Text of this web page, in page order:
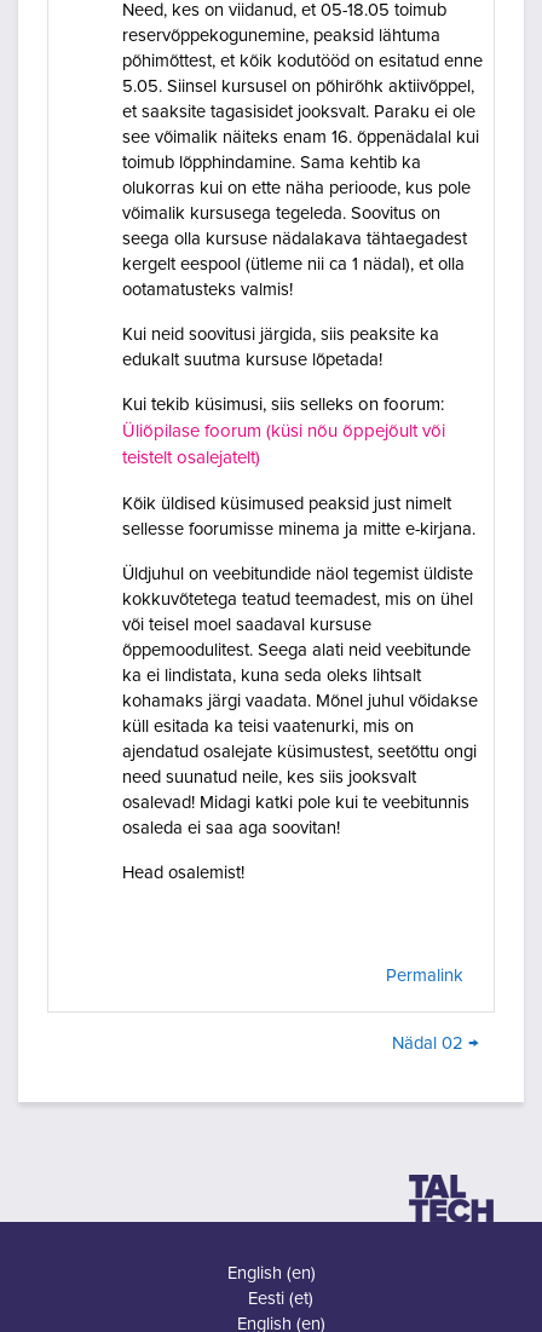
Need, kes on viidanud, et 05-18.05 toimub
reservõppekogunemine, peaksid lähtuma
põhimõttest, et kõik kodutööd on esitatud enne
5.05. Siinsel kursusel on põhirõhk aktiivõppel,
et saaksite tagasisidet jooksvalt. Paraku ei ole
see võimalik näiteks enam 16. õppenädalal kui
toimub lõpphindamine. Sama kehtib ka
olukorras kui on ette näha perioode, kus pole
võimalik kursusega tegeleda. Soovitus on
seega olla kursuse nädalakava tähtaegadest
kergelt eespool (ütleme nii ca 1 nädal), et olla
ootamatusteks valmis!
Kui neid soovitusi järgida, siis peaksite ka
edukalt suutma kursuse lõpetada!
Kui tekib küsimusi, siis selleks on foorum:
Üliõpilase foorum (küsi nõu õppejõult või
teistelt osalejatelt)
Kõik üldised küsimused peaksid just nimelt
sellesse foorumisse minema ja mitte e-kirjana.
Üldjuhul on veebitundide näol tegemist üldiste
kokkuvõtetega teatud teemadest, mis on ühel
või teisel moel saadaval kursuse
õppemoodulitest. Seega alati neid veebitunde
ka ei lindistata, kuna seda oleks lihtsalt
kohamaks järgi vaadata. Mõnel juhul võidakse
küll esitada ka teisi vaatenurki, mis on
ajendatud osalejate küsimustest, seetõttu ongi
need suunatud neile, kes siis jooksvalt
osalevad! Midagi katki pole kui te veebitunnis
osaleda ei saa aga soovitan!
Head osalemist!
Permalink
Nädal 02 →
English ‎(en)‎
Eesti ‎(et)‎
English ‎(en)‎